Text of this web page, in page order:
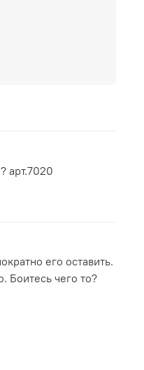
арт.7020
его оставить.
Боитесь чего то?